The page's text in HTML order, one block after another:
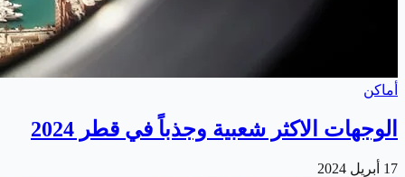
أماكن
الوجهات الاكثر شعبية وجذباً في قطر 2024
17 أبريل 2024